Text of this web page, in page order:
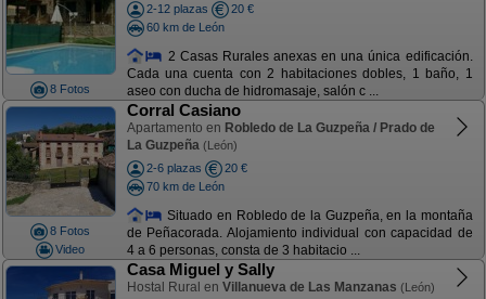
8 Fotos
2-12 plazas
20 €
60 km de León
2 Casas Rurales anexas en una única edificación.
Cada una cuenta con 2 habitaciones dobles, 1 baño, 1
aseo con ducha de hidromasaje, salón c ...
8 Fotos
Video
Corral Casiano
Apartamento en Robledo de La Guzpeña / Prado de
La Guzpeña (León)
2-6 plazas
20 €
70 km de León
Situado en Robledo de la Guzpeña, en la montaña
de Peñacorada. Alojamiento individual con capacidad de
4 a 6 personas, consta de 3 habitacio ...
Casa Miguel y Sally
Hostal Rural en Villanueva de Las Manzanas (León)